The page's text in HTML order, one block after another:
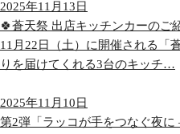
2025年11月13日
🍀蒼天祭 出店キッチンカーのご
11月22日（土）に開催される「
りを届けてくれる3台のキッチ…
2025年11月10日
第2弾「ラッコが手をつなぐ夜